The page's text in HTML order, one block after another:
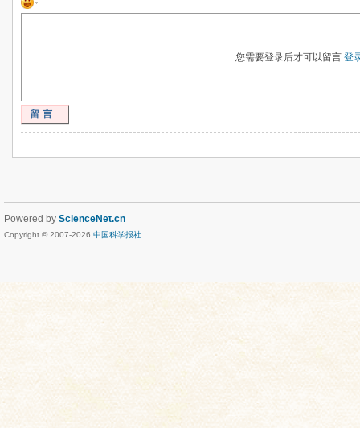
您需要登录后才可以留言 登
留言
Powered by ScienceNet.cn
Copyright © 2007-2026 中国科学报社